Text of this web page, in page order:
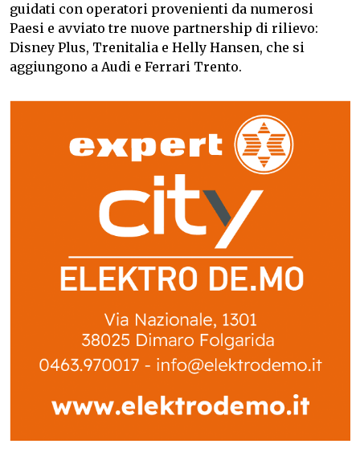
guidati con operatori provenienti da numerosi
Paesi e avviato tre nuove partnership di rilievo:
Disney Plus, Trenitalia e Helly Hansen, che si
aggiungono a Audi e Ferrari Trento.